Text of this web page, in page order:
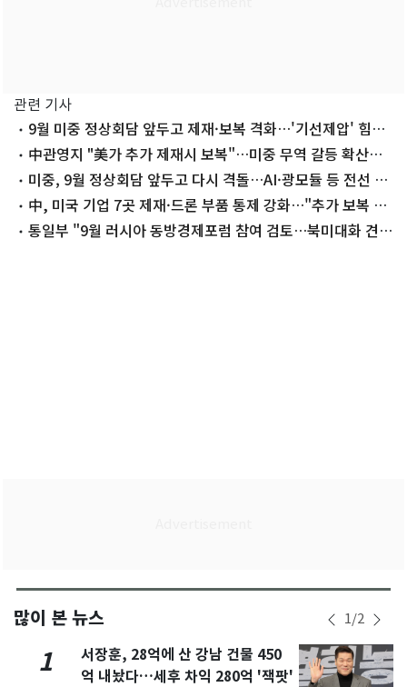
관련 기사
9월 미중 정상회담 앞두고 제재·보복 격화…'기선제압' 힘겨
루기?
中관영지 "美가 추가 제재시 보복"…미중 무역 갈등 확산은
제한적
미중, 9월 정상회담 앞두고 다시 격돌…AI·광모듈 등 전선 확
대 中, 미국 기업 7곳 제재·드론 부품 통제 강화…"추가 보복 가
능"(종합)
통일부 "9월 러시아 동방경제포럼 참여 검토…북미대화 견
많이 본 뉴스 1/2
1
서장훈, 28억에 산 강남 건물 450
억 내놨다…세후 차익 280억 '잭팟'